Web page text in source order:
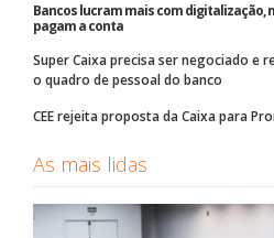
Bancos lucram mais com
pagam a conta
Super Caixa precisa ser negociado e
o quadro de pessoal do banco
CEE rejeita proposta da Caixa para
As mais lidas